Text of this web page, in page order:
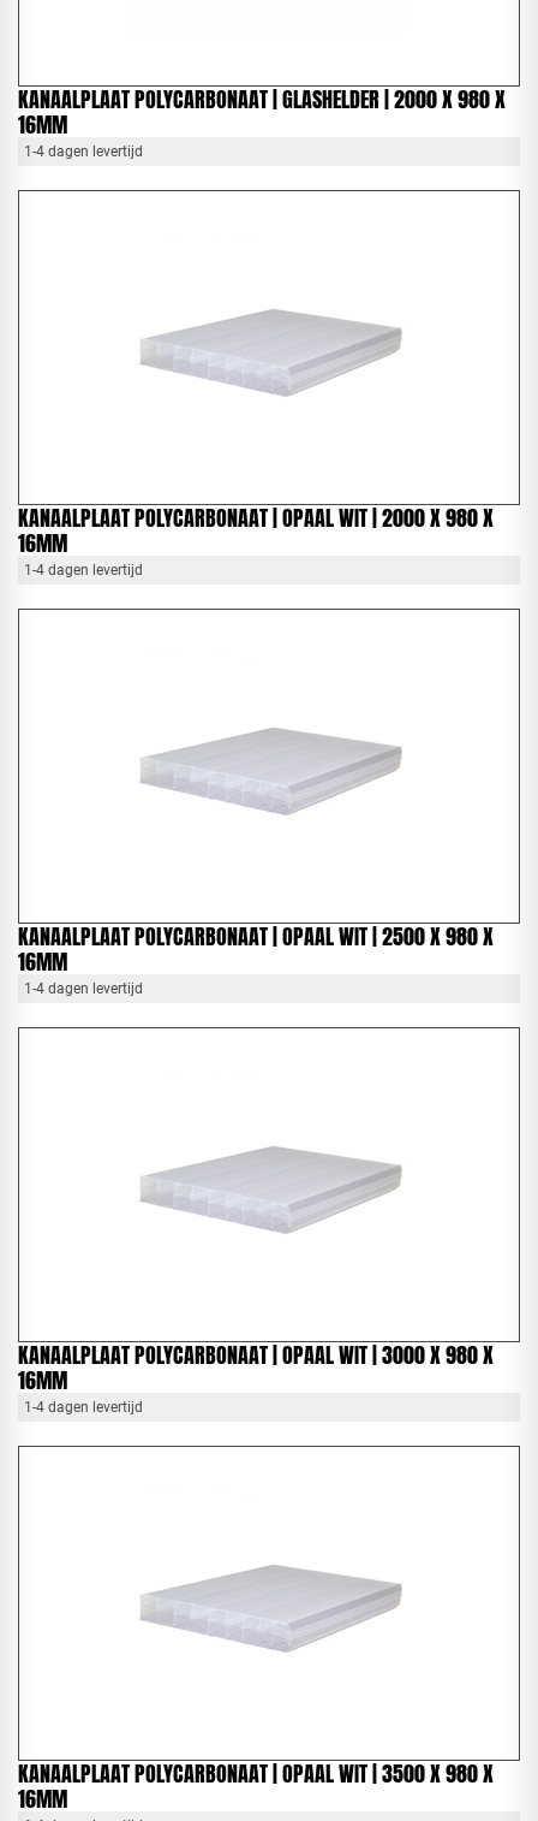
KANAALPLAAT POLYCARBONAAT | GLASHELDER | 2000 X 980 X
16MM
1-4 dagen levertijd
KANAALPLAAT POLYCARBONAAT | OPAAL WIT | 2000 X 980 X
16MM
1-4 dagen levertijd
KANAALPLAAT POLYCARBONAAT | OPAAL WIT | 2500 X 980 X
16MM
1-4 dagen levertijd
KANAALPLAAT POLYCARBONAAT | OPAAL WIT | 3000 X 980 X
16MM
1-4 dagen levertijd
KANAALPLAAT POLYCARBONAAT | OPAAL WIT | 3500 X 980 X
16MM